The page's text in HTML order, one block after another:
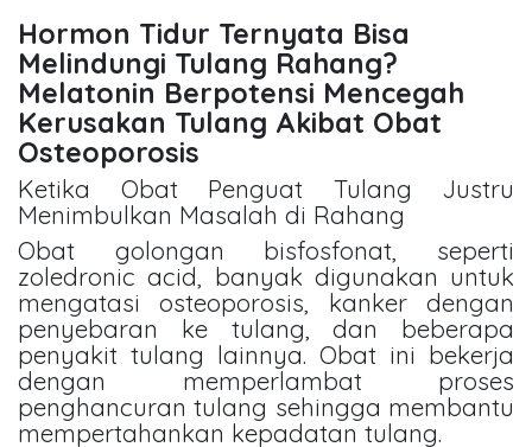
Hormon Tidur Ternyata Bisa
Melindungi Tulang Rahang?
Melatonin Berpotensi Mencegah
Kerusakan Tulang Akibat Obat
Osteoporosis
Ketika Obat Penguat Tulang Justru
Menimbulkan Masalah di Rahang
Obat golongan bisfosfonat, seperti
zoledronic acid, banyak digunakan untuk
mengatasi osteoporosis, kanker dengan
penyebaran ke tulang, dan beberapa
penyakit tulang lainnya. Obat ini bekerja
dengan memperlambat proses
penghancuran tulang sehingga membantu
mempertahankan kepadatan tulang.